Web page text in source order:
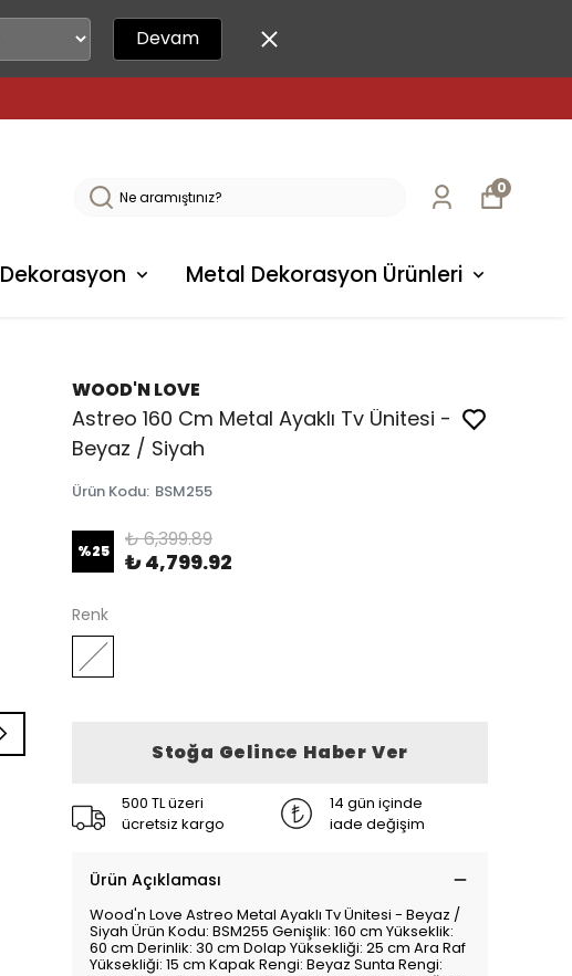
Devam
Dekorasyon Metal Dekorasyon Ürünleri
0
WOOD'N LOVE
Astreo 160 Cm Metal Ayaklı Tv Ünitesi -
Beyaz / Siyah
Ürün Kodu: BSM255
%25 ₺ 6,399.89
₺ 4,799.92
Renk
Stoğa Gelince Haber Ver
500 TL üzeri
ücretsiz kargo
14 gün içinde
iade değişim
Ürün Açıklaması
Wood'n Love Astreo Metal Ayaklı Tv Ünitesi - Beyaz /
Siyah Ürün Kodu: BSM255 Genişlik: 160 cm Yükseklik:
60 cm Derinlik: 30 cm Dolap Yüksekliği: 25 cm Ara Raf
Yüksekliği: 15 cm Kapak Rengi: Beyaz Sunta Rengi: